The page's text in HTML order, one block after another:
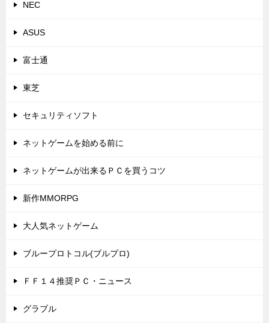
NEC
ASUS
富士通
東芝
セキュリティソフト
ネットゲームを始める前に
ネットゲームが出来るＰＣを買うコツ
新作MMORPG
大人気ネットゲーム
ブループロトコル(ブルプロ)
ＦＦ１４推奨ＰＣ・ニュース
グラブル